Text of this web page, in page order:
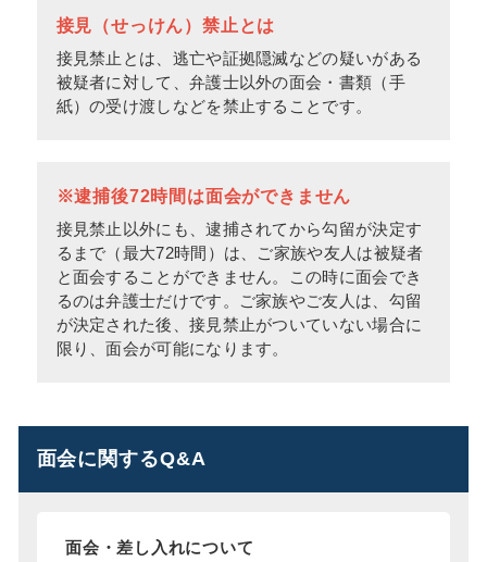
接見（せっけん）禁止とは
接見禁止とは、逃亡や証拠隠滅などの疑いがある
被疑者に対して、弁護士以外の面会・書類（手
紙）の受け渡しなどを禁止することです。
※逮捕後72時間は面会ができません
接見禁止以外にも、逮捕されてから勾留が決定す
るまで（最大72時間）は、ご家族や友人は被疑者
と面会することができません。この時に面会でき
るのは弁護士だけです。ご家族やご友人は、勾留
が決定された後、接見禁止がついていない場合に
限り、面会が可能になります。
面会に関するQ&A
面会・差し入れについて